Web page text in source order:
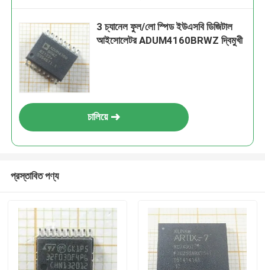
3 চ্যানেল ফুল/লো স্পিড ইউএসবি ডিজিটাল
আইসোলেটর ADUM4160BRWZ দ্বিমুখী
চালিয়ে
প্রস্তাবিত পণ্য